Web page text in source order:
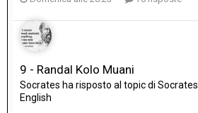
9 - Randal Kolo Muani
Socrates ha risposto al topic di Socrates
English